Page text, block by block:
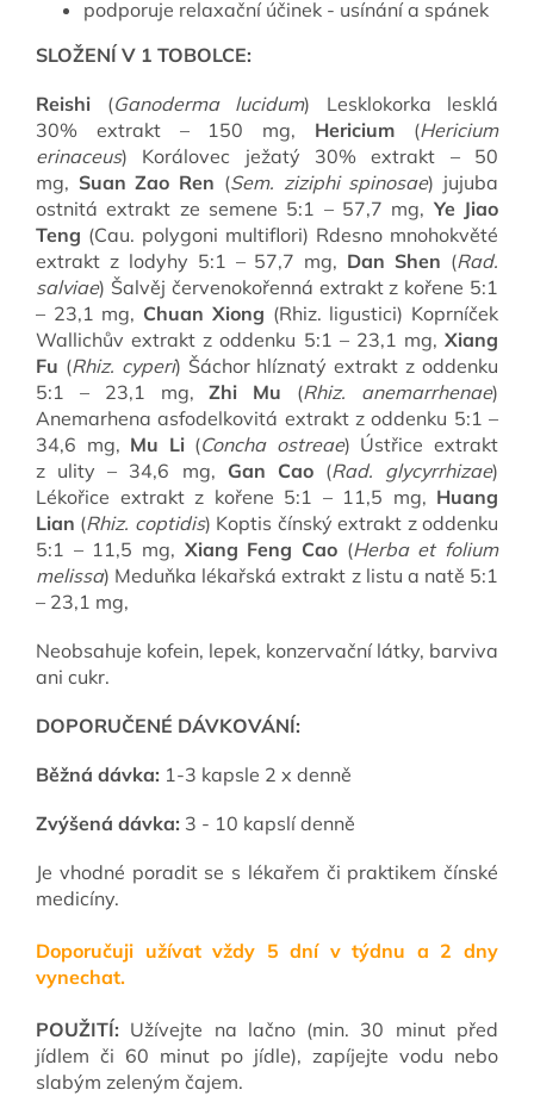
podporuje relaxační účinek - usínání a spánek
SLOŽENÍ V 1 TOBOLCE:
Reishi (Ganoderma lucidum) Lesklokorka lesklá
30% extrakt – 150 mg, Hericium (Hericium
erinaceus) Korálovec ježatý 30% extrakt – 50
mg, Suan Zao Ren (Sem. ziziphi spinosae) jujuba
ostnitá extrakt ze semene 5:1 – 57,7 mg, Ye Jiao
Teng (Cau. polygoni multiflori) Rdesno mnohokvěté
extrakt z lodyhy 5:1 – 57,7 mg, Dan Shen (Rad.
salviae) Šalvěj červenokořenná extrakt z kořene 5:1
– 23,1 mg, Chuan Xiong (Rhiz. ligustici) Koprníček
Wallichův extrakt z oddenku 5:1 – 23,1 mg, Xiang
Fu (Rhiz. cyperi) Šáchor hlíznatý extrakt z oddenku
5:1 – 23,1 mg,Zhi Mu (Rhiz. anemarrhenae)
Anemarhena asfodelkovitá extrakt z oddenku 5:1 –
34,6 mg, Mu Li (Concha ostreae) Ústřice extrakt
z ulity – 34,6 mg, Gan Cao (Rad. glycyrrhizae)
Lékořice extrakt z kořene 5:1 – 11,5 mg, Huang
Lian (Rhiz. coptidis) Koptis čínský extrakt z oddenku
5:1 – 11,5 mg, Xiang Feng Cao (Herba et folium
melissa) Meduňka lékařská extrakt z listu a natě 5:1
– 23,1 mg,
Neobsahuje kofein, lepek, konzervační látky, barviva
ani cukr.
DOPORUČENÉ DÁVKOVÁNÍ:
Běžná dávka: 1-3 kapsle 2 x denně
Zvýšená dávka: 3 - 10 kapslí denně
Je vhodné poradit se s lékařem či praktikem čínské
medicíny.
Doporučuji užívat vždy 5 dní v týdnu a 2 dny
vynechat.
POUŽITÍ: Užívejte na lačno (min. 30 minut před
jídlem či 60 minut po jídle), zapíjejte vodu nebo
slabým zeleným čajem.